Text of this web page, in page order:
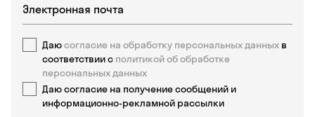
Даюсогласие на обработку персональных данных в
соответствии с политикой об обработке
персональных данных
Даю согласие на получение сообщений и
информационно-рекламной рассылки